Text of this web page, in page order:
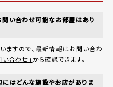
い合わせ可能なお部屋はあり
ますので、最新情報はお問い合わ
い合わせ」 から確認できます。
はどんな施設やお店がありま